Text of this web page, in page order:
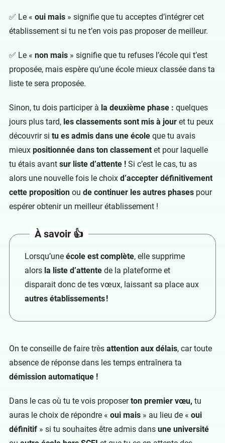
✅ Le « oui mais » signifie que tu acceptes d’intégrer cet
établissement si tu ne t’en vois pas proposer de meilleur.
✅ Le « non mais » signifie que tu refuses l’école qui t’est
proposée, mais espère qu’une école mieux classée dans ta
liste te sera proposée.
Sinon, tu dois participer à la deuxième phase : quelques
jours plus tard, les classements sont mis à jour et tu peux
découvrir si tu es admis dans une école que tu avais
mieux positionnée dans ton classement et pour laquelle
tu étais avant sur liste d’attente ! Si c’est le cas, tu as
alors une nouvelle fois le choix d’accepter définitivement
cette proposition ou de continuer les autres phases pour
espérer obtenir un meilleur établissement !
À savoir 👍
Lorsqu’une école est complète, elle supprime
alors la liste d’attente de la plateforme et
disparait donc de tes vœux, laissant sa place aux
autres établissements !
On te conseille de faire très attention aux délais, car toute
absence de réponse dans les temps entraînera ta
démission automatique !
Dans le cas où tu te vois proposerton premier vœu, tu
auras le choix de répondre « oui mais » au lieu de « oui
définitif » si tu souhaites être admis dans une université